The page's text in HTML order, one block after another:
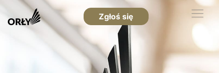
Zgłoś się